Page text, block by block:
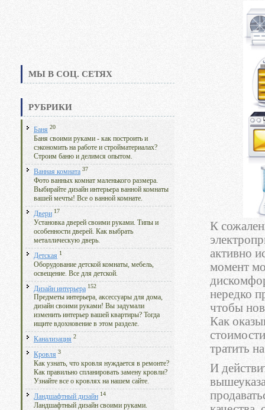
МЫ В СОЦ. СЕТЯХ
РУБРИКИ
Баня 20
Баня своими руками - как построить и
сэкономить на работе и стройматериалах?
Строим баню и делимся опытом.
Ванная комната 37
Фото ванных комнат маленького размера.
Выбирайте дизайн интерьера ванной комнаты
вашей мечты! Все о ванной комнате.
Двери 17
Установка дверей своими руками. Типы и
особенности дверей. Как выбрать
металлическую дверь.
Детская 1
Оборудование детской комнаты, мебель,
освещение. Все для детской.
Дизайн интерьера 152
Предметы интерьера, аксессуары для дома,
дизайн своими руками! Вы задумали
изменить интерьер вашей квартиры? Тогда
ищите вдохновение в этом разделе.
Канализация 2
Кровля 3
Как узнать, что кровля нуждается в ремонте?
Как правильно спланировать замену кровли?
Узнайте все о кровлях на нашем сайте.
Ландшафтный дизайн 14
Ландшафтный дизайн своими руками.
К
активно
момент
нередко
чтобы
Как
тратить
И